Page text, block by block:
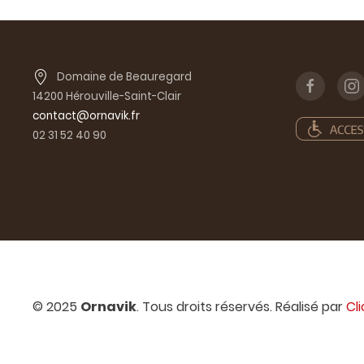
Domaine de Beauregard
14200 Hérouville-Saint-Clair
contact@ornavik.fr
02 31 52 40 90
© 2025 Ornavik. Tous droits réservés. Réalisé par